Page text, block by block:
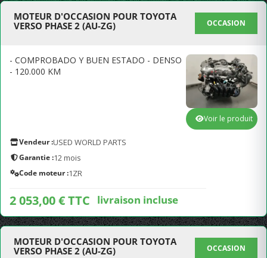
MOTEUR D'OCCASION POUR TOYOTA
VERSO PHASE 2 (AU-ZG)
OCCASION
- COMPROBADO Y BUEN ESTADO - DENSO
- 120.000 KM
Vendeur :USED WORLD PARTS
Garantie :12 mois
Code moteur :1ZR
2 053,00 € TTC livraison incluse
Voir le produit
MOTEUR D'OCCASION POUR TOYOTA
VERSO PHASE 2 (AU-ZG)
OCCASION